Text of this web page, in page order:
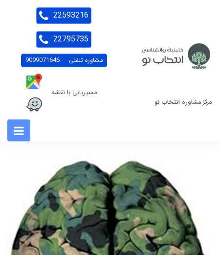
مرکز مشاوره انتخاب نو
مشاوره تلفنی 9099071646
مسیریابی با نقشه
22593216
22795735